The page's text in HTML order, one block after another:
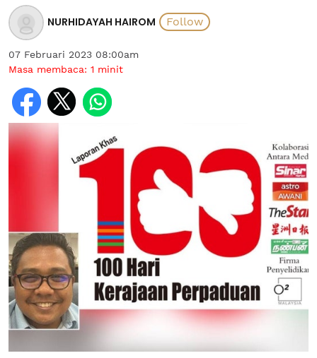
NURHIDAYAH HAIROM
07 Februari 2023 08:00am
Masa membaca: 1 minit